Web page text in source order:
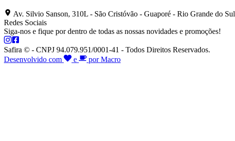
Av. Silvio Sanson, 310L - São Cristóvão - Guaporé - Rio Grande do Sul
Redes Sociais
Siga-nos e fique por dentro de todas as nossas novidades e promoções!
Safira © - CNPJ 94.079.951/0001-41 - Todos Direitos Reservados.
Desenvolvido com
e por Macro